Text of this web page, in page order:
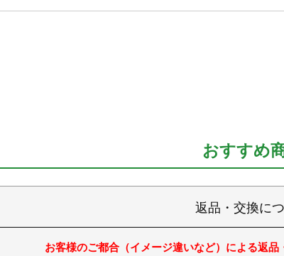
おすすめ
返品・交換に
お客様のご都合（イメージ違いなど）による返品